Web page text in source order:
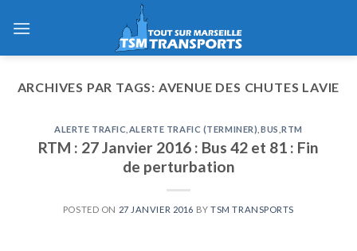
ARCHIVES PAR TAGS: AVENUE DES CHUTES LAVIE
ALERTE TRAFIC ALERTE TRAFIC (TERMINER) BUS ,RTM
RTM : 27 Janvier 2016 : Bus 42 et 81 : Fin
de perturbation
POSTED ON 27 JANVIER 2016 BYTSM TRANSPORTS